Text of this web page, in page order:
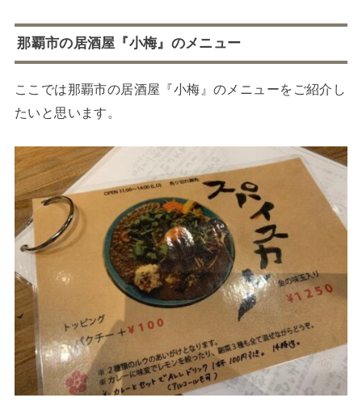
那覇市の居酒屋『小梅』のメニュー
ここでは那覇市の居酒屋『小梅』のメニューをご紹介し
たいと思います。